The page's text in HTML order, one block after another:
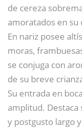
de cereza
amoratados en su
En nariz posee
moras,
se conjuga con
de su breve
Su entrada en
amplitud. Destaca
y postgusto largo